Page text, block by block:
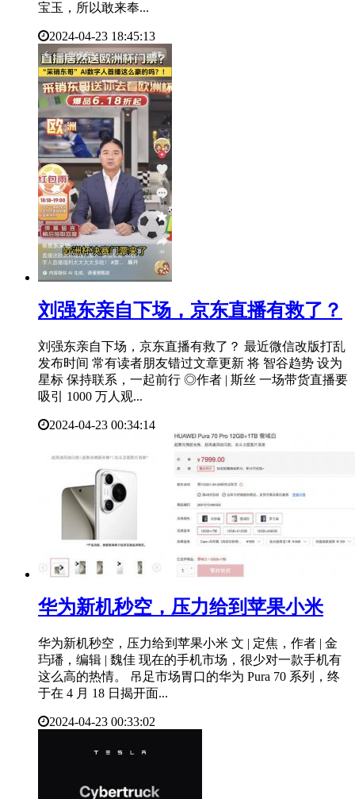
宝玉，所以敢来奉...
2024-04-23 18:45:13
刘强东亲自下场，京东直播有救了？
刘强东亲自下场，京东直播有救了？ 最近微信改版打乱
发布时间 常有读者朋友错过文章更新 将 智谷趋势 设为
星标 保持联系，一起前行 ◎作者 | 斯丝 一场带货直播要
吸引 1000 万人观...
2024-04-23 00:34:14
华为新机秒空，压力给到苹果小米
华为新机秒空，压力给到苹果小米 文 | 定焦，作者 | 金
玙璠，编辑 | 魏佳 现在的手机市场，很少对一款手机有
这么高的热情。 吊足市场胃口的华为 Pura 70 系列，终
于在 4 月 18 日揭开面...
2024-04-23 00:33:02